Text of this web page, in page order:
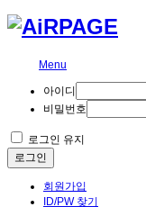
Menu
아이디
비밀번호
로그인 유지
로그인
회원가입
ID/PW 찾기